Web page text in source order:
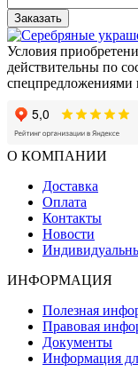
Заказать
Условия
действительны по
спецпредложениями
О КОМПАНИИ
Доставка
Оплата
Контакты
Новости
ИНФОРМАЦИЯ
Полезная
Правовая
Документы
Информация